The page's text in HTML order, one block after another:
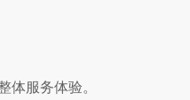
体服务体验。